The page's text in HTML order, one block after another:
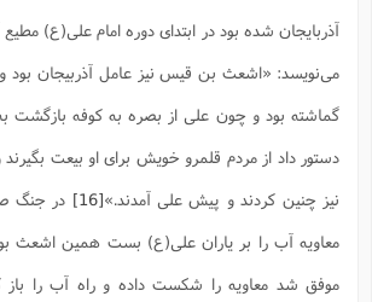
آذربایجان شده بود در ابتدای دوره امام علی(ع)
می‌‌نویسد: «اشعث بن قیس نیز عامل آذربیجان بود و
گماشته بود و چون على از بصره به کوفه بازگشت
دستور داد از مردم قلمرو خویش براى او بیعت
نیز چنین کردند و پیش على آمدند.»[16]
در جنگ
معاویه آب را بر یاران علی(ع)‌ بست همین اشعث
موفق شد معاویه را شکست داده و راه آب را باز